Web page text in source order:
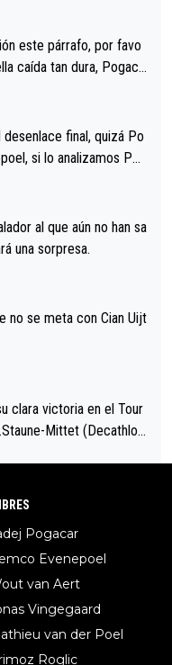
estos momentos tan
este párrafo, por favo
caída tan dura, Pogaca
increíble la forma en l
recordó."final, quizá Po
si lo analizamos Poj
Evenepoel dándose la
allá de los típicos toqu
Ahí hubo una in
con calzador en posi
el tour.
al que aún no han sa
nos dará una sorpresa.
meta con Cian Uijt
clara victoria en el Tour
Mittet (Decathlon,
(Visma), 10. Vacek (Li
Pogacar
Evenepoel
van Aert
Vingegaard
van der Poel
Roglic